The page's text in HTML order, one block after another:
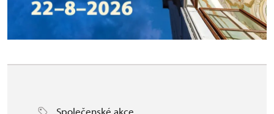
Společenské akce